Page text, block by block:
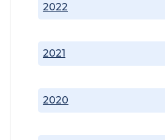
2020
2021
2022